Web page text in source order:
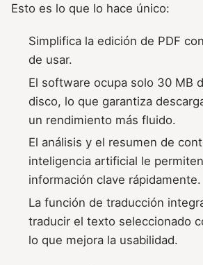
Esto es lo que lo hace único:
Simplifica la edición de PDF
de usar.
El software ocupa solo 30 MB
disco, lo que garantiza
un rendimiento más fluido.
El análisis y el resumen de
inteligencia artificial le
información clave rápidamente.
La función de traducción
traducir el texto seleccionado
lo que mejora la usabilidad.